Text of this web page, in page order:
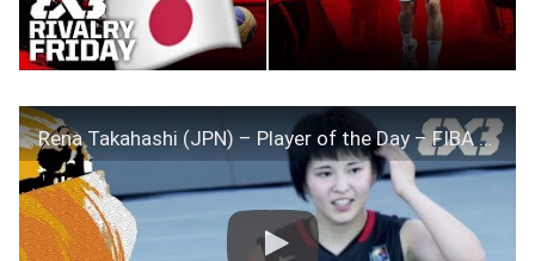
Rena Takahashi (JPN) – Player of the Day – FIBA 3×3 U18 World Cup 2017